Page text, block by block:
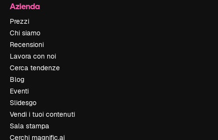
Azienda
Prezzi
Chi siamo
Recensioni
Lavora con noi
Cerca tendenze
Blog
Eventi
Slidesgo
Vendi i tuoi contenuti
Sala stampa
Cerchi magnific.ai